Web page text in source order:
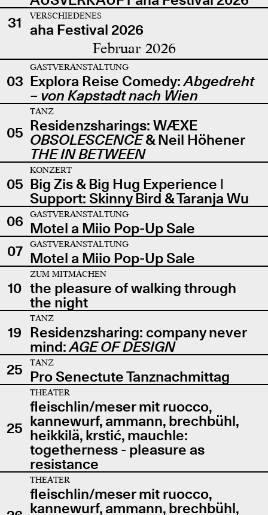
31
VERSCHIEDENES
aha Festival 2026
Februar 2026
03
GASTVERANSTALTUNG
Explora Reise Comedy:Abgedreht
– von Kapstadt nach Wien
05
TANZ
Residenzsharings: WÆXE
OBSOLESCENCE& Neil Höhener
THE IN BETWEEN
05
KONZERT
Big Zis & Big Hug Experience |
Support: Skinny Bird & Taranja Wu
06
GASTVERANSTALTUNG
Motel a Miio Pop-Up Sale
07
GASTVERANSTALTUNG
Motel a Miio Pop-Up Sale
10
ZUM MITMACHEN
the pleasure of walking through
the night
19
TANZ
Residenzsharing: company never
mind:AGE OF DESIGN
25
TANZ
Pro Senectute Tanznachmittag
25
THEATER
fleischlin/meser mit ruocco,
kannewurf, ammann, brechbühl,
heikkilä, krstić, mauchle:
togetherness - pleasure as
resistance
THEATER
fleischlin/meser mit ruocco,
kannewurf, ammann, brechbühl,